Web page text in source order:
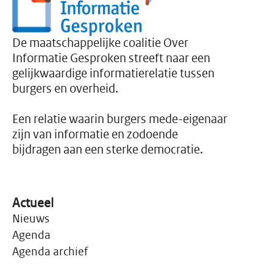
Instituut Maatschappelijke
Innovatie (IMI) laat in zijn
onderzoek Klem in het
systeem,
Informatieplichten voor
multiprobleemhuishoudens
zien hoe ingewikkeld de
administratieve
werkelijkheid inmiddels is
rond de armoedegrens.
De maatschappelijke coalitie Over
Informatie Gesproken streeft naar een
gelijkwaardige informatierelatie tussen
burgers en overheid.
Een relatie waarin burgers mede-eigenaar
zijn van informatie en zodoende
bijdragen aan een sterke democratie.
Actueel
Nieuws
Agenda
Agenda archief